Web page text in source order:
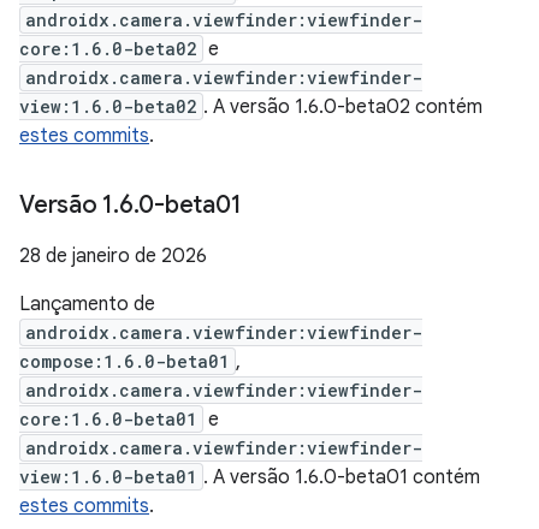
androidx.camera.viewfinder:viewfinder-
core:1.6.0-beta02 e
androidx.camera.viewfinder:viewfinder-
view:1.6.0-beta02 . A versão 1.6.0-beta02 contém
estes commits.
Versão 1.6.0-beta01
28 de janeiro de 2026
Lançamento de
androidx.camera.viewfinder:viewfinder-
compose:1.6.0-beta01 ,
androidx.camera.viewfinder:viewfinder-
core:1.6.0-beta01
e
androidx.camera.viewfinder:viewfinder-
view:1.6.0-beta01 . A versão 1.6.0-beta01 contém
estes commits.